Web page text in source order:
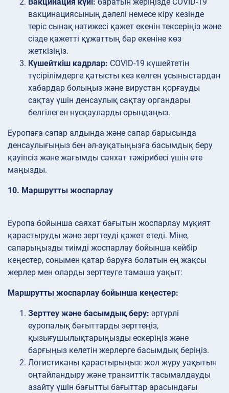
Вакцинация күйі: баратын жеріңізде COVID-19
вакцинациясының дәлелі немесе кіру кезінде
теріс сынақ нәтижесі қажет екенін тексеріңіз және
сізде қажетті құжаттың бар екеніне көз
жеткізіңіз.
Күшейткіш кадрлар: COVID-19 күшейтетін
түсірілімдерге қатысты кез келген ұсыныстардан
хабардар болыңыз және вирустан қорғауды
сақтау үшін денсаулық сақтау органдары
белгілеген нұсқауларды орындаңыз.
Еуропаға сапар алдында және сапар барысында
денсаулығыңыз бен әл-ауқатыңызға басымдық беру
қауіпсіз және жағымды саяхат тәжірибесі үшін өте
маңызды.
10. Маршрутты жоспарлау
Еуропа бойынша саяхат бағытын жоспарлау мұқият
қарастыруды және зерттеуді қажет етеді. Міне,
сапарыңызды тиімді жоспарлау бойынша кейбір
кеңестер, сонымен қатар баруға болатын ең жақсы
жерлер мен оларды зерттеуге тамаша уақыт:
Маршрутты жоспарлау бойынша кеңестер:
Зерттеу және басымдық беру: әртүрлі
еуропалық бағыттарды зерттеңіз,
қызығушылықтарыңызды ескеріңіз және
барғыңыз келетін жерлерге басымдық беріңіз.
Логистиканы қарастырыңыз: жол жүру уақытын
оңтайландыру және транзиттік тасымалдауды
азайту үшін бағытты бағыттар арасындағы